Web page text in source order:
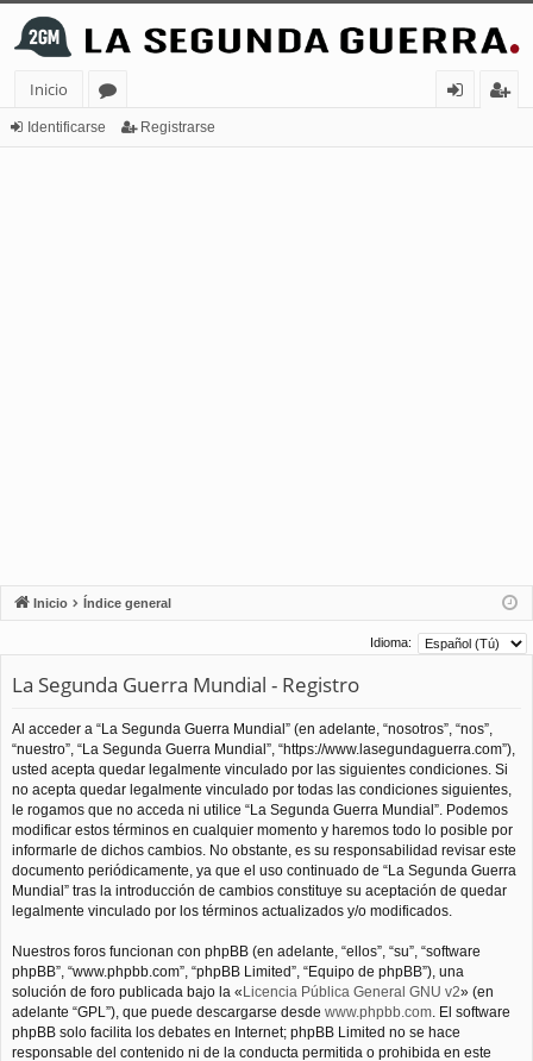
Inicio
or
Identificarse Registrarse
Inicio Índice general
Idioma:
La Segunda Guerra Mundial - Registro
Al acceder a “La Segunda Guerra Mundial” (en adelante, “nosotros”, “nos”,
“nuestro”, “La Segunda Guerra Mundial”, “https://www.lasegundaguerra.com”),
usted acepta quedar legalmente vinculado por las siguientes condiciones. Si
no acepta quedar legalmente vinculado por todas las condiciones siguientes,
le rogamos que no acceda ni utilice “La Segunda Guerra Mundial”. Podemos
modificar estos términos en cualquier momento y haremos todo lo posible por
informarle de dichos cambios. No obstante, es su responsabilidad revisar este
documento periódicamente, ya que el uso continuado de “La Segunda Guerra
Mundial” tras la introducción de cambios constituye su aceptación de quedar
legalmente vinculado por los términos actualizados y/o modificados.
Nuestros foros funcionan con phpBB (en adelante, “ellos”, “su”, “software
phpBB”, “www.phpbb.com”, “phpBB Limited”, “Equipo de phpBB”), una
solución de foro publicada bajo la «Licencia Pública General GNU v2» (en
adelante “GPL”), que puede descargarse desde www.phpbb.com. El software
phpBB solo facilita los debates en Internet; phpBB Limited no se hace
responsable del contenido ni de la conducta permitida o prohibida en este